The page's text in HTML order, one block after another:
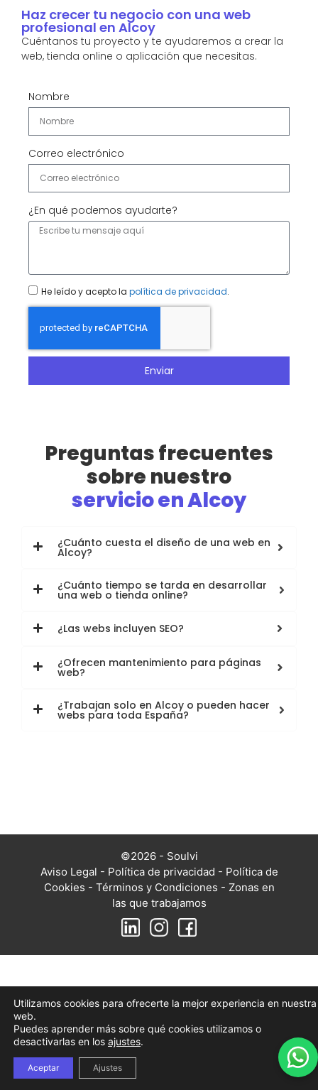
Haz crecer tu negocio con una web
profesional en Alcoy
Cuéntanos tu proyecto y te ayudaremos a crear la
web, tienda online o aplicación que necesitas.
Nombre
Correo electrónico
¿En qué podemos ayudarte?
He leído y acepto la política de privacidad.
Enviar
Preguntas frecuentes
sobre nuestro
servicio en Alcoy
¿Cuánto cuesta el diseño de una web en
Alcoy?
¿Cuánto tiempo se tarda en desarrollar
una web o tienda online?
¿Las webs incluyen SEO?
¿Ofrecen mantenimiento para páginas
web?
¿Trabajan solo en Alcoy o pueden hacer
webs para toda España?
©2026 - Soulvi
Aviso Legal - Política de privacidad - Política de
Cookies - Términos y Condiciones - Zonas en
las que trabajamos
Utilizamos cookies para ofrecerte la mejor experiencia en nuestra
web.
Puedes aprender más sobre qué cookies utilizamos o
desactivarlas en los ajustes.
Aceptar Ajustes